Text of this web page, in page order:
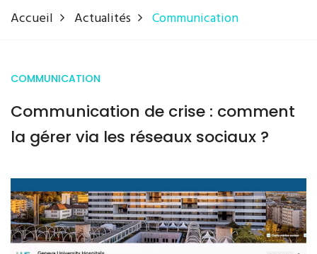
Accueil Actualités Communication
COMMUNICATION
Communication de crise : comment
la gérer via les réseaux sociaux ?